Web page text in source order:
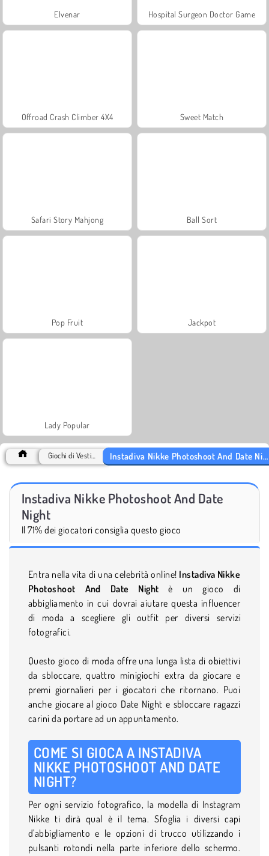
Elvenar Hospital Surgeon Doctor Game
Offroad Crash Climber 4X4 Sweet Match
Safari Story Mahjong Ball Sort
Pop Fruit Jackpot
Lady Popular
Instadiva Nikke Photoshoot And Date
Night
Il 71% dei giocatori consiglia questo gioco
Entra nella vita di una celebrità online! Instadiva Nikke
Photoshoot And Date Nightè un gioco di
abbigliamento in cui dovrai aiutare questa influencer
di moda a scegliere gli outfit per diversi servizi
fotografici.
Questo gioco di moda offre una lunga lista di obiettivi
da sbloccare, quattro minigiochi extra da giocare e
premi giornalieri per i giocatori che ritornano. Puoi
anche giocare al gioco Date Night e sbloccare ragazzi
carini da portare ad un appuntamento.
COME SI GIOCA A INSTADIVA
NIKKE PHOTOSHOOT AND DATE
NIGHT?
Per ogni servizio fotografico, la modella di Instagram
Nikke ti dirà qual è il tema. Sfoglia i diversi capi
d'abbigliamento e le opzioni di trucco utilizzando i
pulsanti rotondi nella parte inferiore dello schermo.